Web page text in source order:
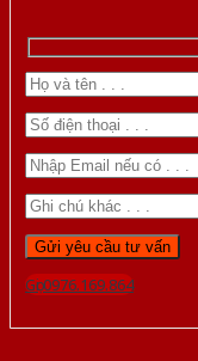
Gọi 0976.169.864